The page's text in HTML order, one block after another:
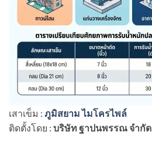
เสาเข็ม : ภูมิสยาม ไมโครไพล์
ติดตั้งโดย : บริษัท ฐาปนพรรณ จำกัด